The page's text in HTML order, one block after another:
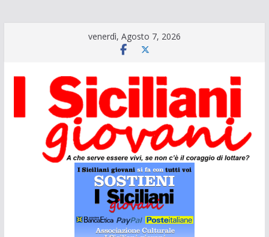
venerdì, Agosto 7, 2026